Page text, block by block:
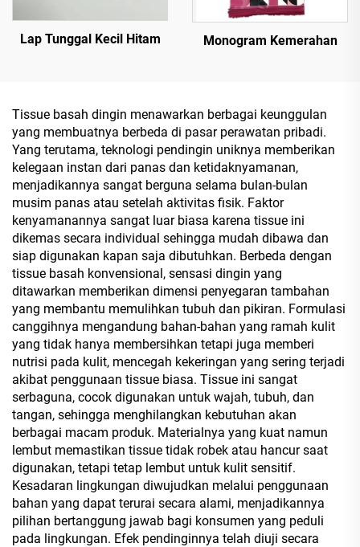
Lap Tunggal Kecil Hitam Monogram Kemerahan
Tissue basah dingin menawarkan berbagai keunggulan
yang membuatnya berbeda di pasar perawatan pribadi.
Yang terutama, teknologi pendingin uniknya memberikan
kelegaan instan dari panas dan ketidaknyamanan,
menjadikannya sangat berguna selama bulan-bulan
musim panas atau setelah aktivitas fisik. Faktor
kenyamanannya sangat luar biasa karena tissue ini
dikemas secara individual sehingga mudah dibawa dan
siap digunakan kapan saja dibutuhkan. Berbeda dengan
tissue basah konvensional, sensasi dingin yang
ditawarkan memberikan dimensi penyegaran tambahan
yang membantu memulihkan tubuh dan pikiran. Formulasi
canggihnya mengandung bahan-bahan yang ramah kulit
yang tidak hanya membersihkan tetapi juga memberi
nutrisi pada kulit, mencegah kekeringan yang sering terjadi
akibat penggunaan tissue biasa. Tissue ini sangat
serbaguna, cocok digunakan untuk wajah, tubuh, dan
tangan, sehingga menghilangkan kebutuhan akan
berbagai macam produk. Materialnya yang kuat namun
lembut memastikan tissue tidak robek atau hancur saat
digunakan, tetapi tetap lembut untuk kulit sensitif.
Kesadaran lingkungan diwujudkan melalui penggunaan
bahan yang dapat terurai secara alami, menjadikannya
pilihan bertanggung jawab bagi konsumen yang peduli
pada lingkungan. Efek pendinginnya telah diuji secara